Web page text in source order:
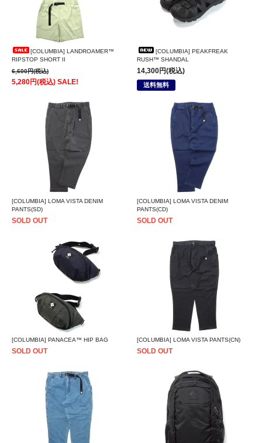
[COLUMBIA] LANDROAMER™
RIPSTOP SHORT II
6,600円(税込)
5,280円(税込) SALE!
[COLUMBIA] PEAKFREAK
RUSH™ SHANDAL
14,300円(税込)
送料無料
[COLUMBIA] LOMA VISTA DENIM
PANTS(SD)
SOLD OUT
[COLUMBIA] LOMA VISTA DENIM
PANTS(CD)
SOLD OUT
[COLUMBIA] PANACEA™ HIP BAG
SOLD OUT
[COLUMBIA] LOMA VISTA PANTS(CN)
SOLD OUT